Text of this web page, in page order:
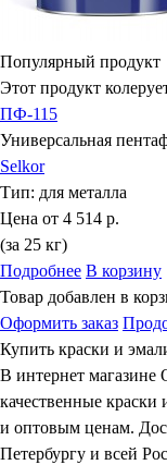
Популярный продукт
Этот продукт
ПФ-115
Универсальная
Selkor
Тип: для металла
Цена от 4 514 р.
(за 25 кг)
Подробнее В корзину
Товар добавлен в
Оформить заказ
Купить краски и
В интернет
качественные
и оптовым ценам.
Петербургу и всей